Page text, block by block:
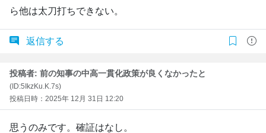
ら他は太刀打ちできない。
返信する
投稿者: 前の知事の中高一貫化政策が良くなかったと
(ID:5IkzKu.K.7s)
投稿日時：2025年 12月 31日 12:20
思うのみです。確証はなし。